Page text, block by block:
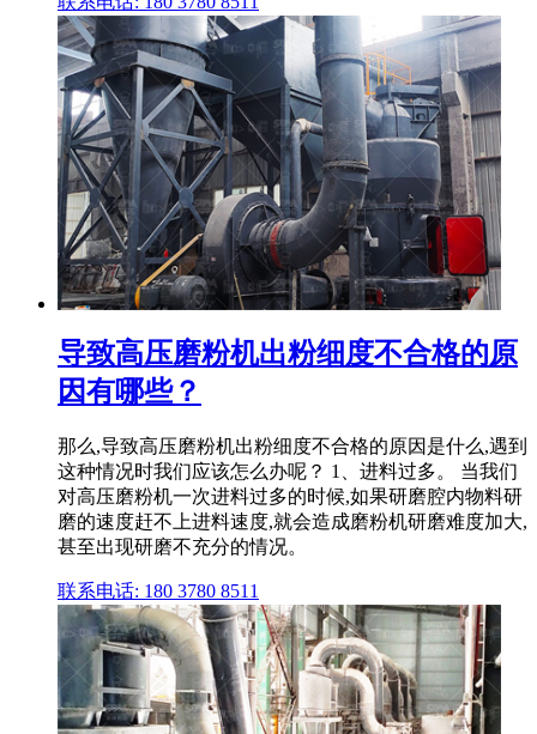
导致高压磨粉机出粉细度不合格的原
因有哪些？
那么,导致高压磨粉机出粉细度不合格的原因是什么,遇到
这种情况时我们应该怎么办呢？ 1、进料过多。 当我们
对高压磨粉机一次进料过多的时候,如果研磨腔内物料研
磨的速度赶不上进料速度,就会造成磨粉机研磨难度加大,
甚至出现研磨不充分的情况。
联系电话: 180 3780 8511